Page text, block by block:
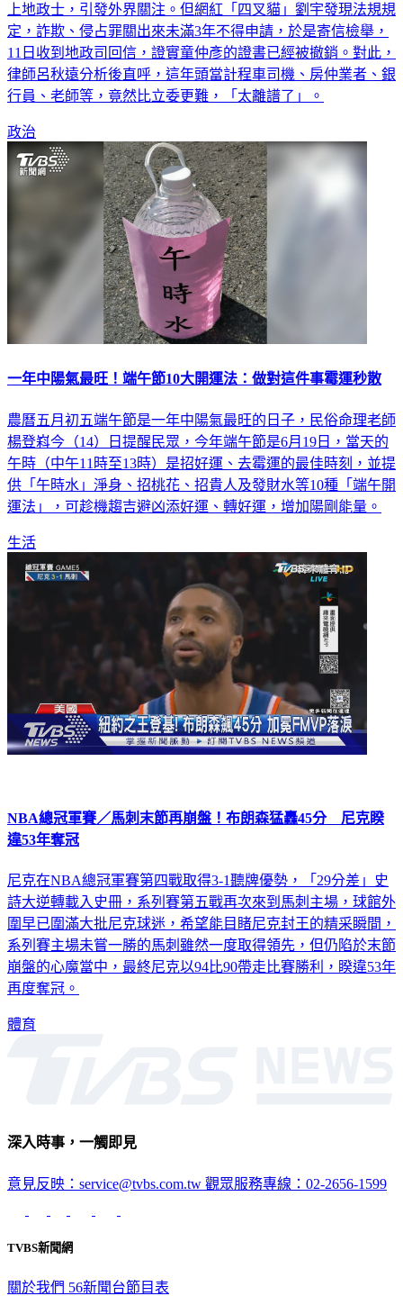
上地政士，引發外界關注。但網紅「四叉貓」劉宇發現法規規
定，詐欺、侵占罪關出來未滿3年不得申請，於是寄信檢舉，
11日收到地政司回信，證實童仲彥的證書已經被撤銷。對此，
律師呂秋遠分析後直呼，這年頭當計程車司機、房仲業者、銀
行員、老師等，竟然比立委更難，「太離譜了」。
政治
一年中陽氣最旺！端午節10大開運法：做對這件事霉運秒散
農曆五月初五端午節是一年中陽氣最旺的日子，民俗命理老師
楊登嵙今（14）日提醒民眾，今年端午節是6月19日，當天的
午時（中午11時至13時）是招好運、去霉運的最佳時刻，並提
供「午時水」淨身、招桃花、招貴人及發財水等10種「端午開
運法」，可趁機趨吉避凶添好運、轉好運，增加陽剛能量。
生活
NBA總冠軍賽／馬刺末節再崩盤！布朗森猛轟45分 尼克睽
違53年奪冠
尼克在NBA總冠軍賽第四戰取得3-1聽牌優勢，「29分差」史
詩大逆轉載入史冊，系列賽第五戰再次來到馬刺主場，球館外
圍早已圍滿大批尼克球迷，希望能目睹尼克封王的精采瞬間，
系列賽主場未嘗一勝的馬刺雖然一度取得領先，但仍陷於末節
崩盤的心魔當中，最終尼克以94比90帶走比賽勝利，睽違53年
再度奪冠。
體育
深入時事，一觸即見
意見反映：service@tvbs.com.tw 觀眾服務專線：02-2656-1599
TVBS新聞網
關於我們 56新聞台節目表